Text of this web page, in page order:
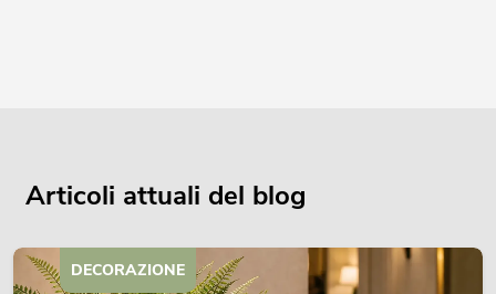
Articoli attuali del blog
DECORAZIONE